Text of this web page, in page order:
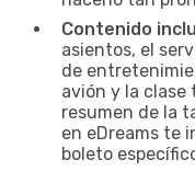
Contenido
asientos, el
de
avión y la clase
resumen de la
en eDreams te
boleto